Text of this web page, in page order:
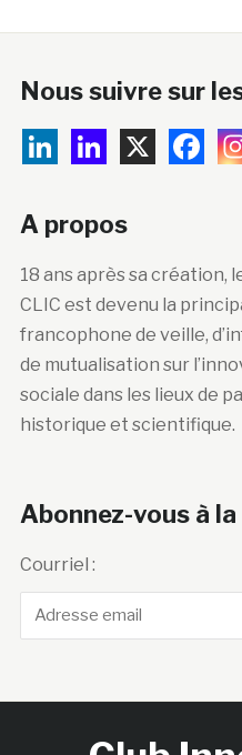
Nous suivre sur
A propos
18 ans après sa création,
CLIC est devenu la
francophone de veille,
de mutualisation sur
sociale dans les lieux de
historique et scientifique.
Abonnez-vous à
Courriel :